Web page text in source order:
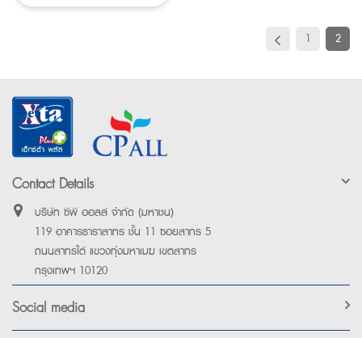
1 2
Contact Details
บริษัท ซีพี ออลล์ จำกัด (มหาชน)
119 อาคารธาราสาทร ชั้น 11 ซอยสาทร 5
ถนนสาทรใต้ แขวงทุ่งมหาเมฆ เขตสาทร
กรุงเทพฯ 10120
Social media